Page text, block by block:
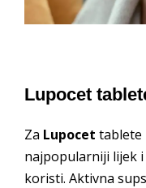
Lupocet
Za Lupocet tablete
najpopularniji lijek i
koristi. Aktivna